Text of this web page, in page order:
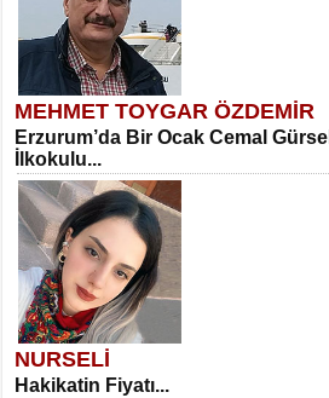
MEHMET TOYGAR ÖZDEMİR
Erzurum’da Bir Ocak Cemal Gürsel
İlkokulu...
NURSELİ
Hakikatin Fiyatı...